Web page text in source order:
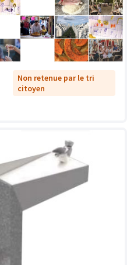
Non retenue par le tri
citoyen